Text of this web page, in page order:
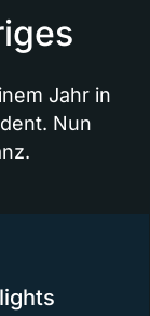
Jahr in
Nun